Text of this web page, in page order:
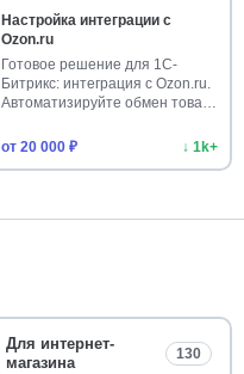
Настройка интеграции с
Ozon.ru
Готовое решение для 1С-
Битрикс: интеграция с Ozon.ru.
Автоматизируйте обмен това…
от 20 000 ₽ ↓ 1k+
Для интернет-
магазина
130